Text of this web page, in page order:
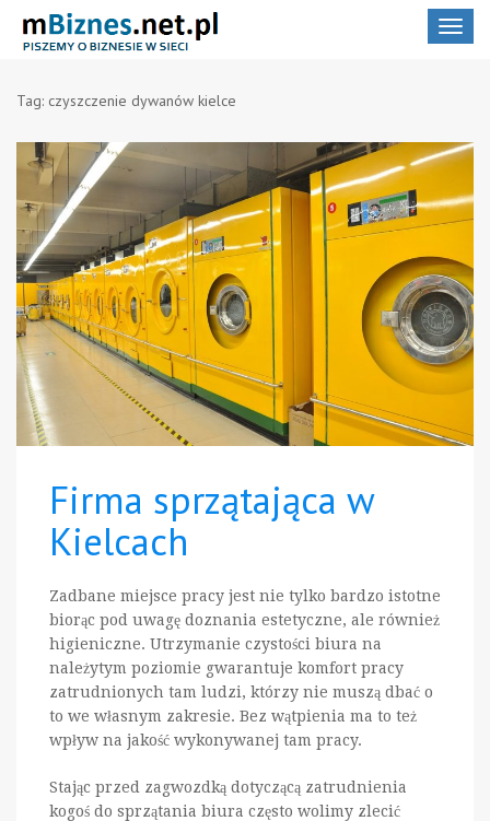
Toggle
Tag: czyszczenie dywanów kielce
Firma sprzątająca w
Kielcach
Zadbane miejsce pracy jest nie tylko bardzo istotne
biorąc pod uwagę doznania estetyczne, ale również
higieniczne. Utrzymanie czystości biura na
należytym poziomie gwarantuje komfort pracy
zatrudnionych tam ludzi, którzy nie muszą dbać o
to we własnym zakresie. Bez wątpienia ma to też
wpływ na jakość wykonywanej tam pracy.
Stając przed zagwozdką dotyczącą zatrudnienia
kogoś do sprzątania biura często wolimy zlecić